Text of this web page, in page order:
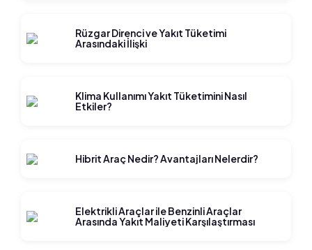
Rüzgar Direnci ve Yakıt Tüketimi
Arasındaki İlişki
Klima Kullanımı Yakıt Tüketimini Nasıl
Etkiler?
Hibrit Araç Nedir? Avantajları Nelerdir?
Elektrikli Araçlar ile Benzinli Araçlar
Arasında Yakıt Maliyeti Karşılaştırması